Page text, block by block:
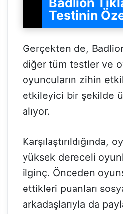
Badlion
Testinin
Gerçekten de,
diğer tüm testler ve
oyuncuların zihin
etkileyici bir şekilde
alıyor.
Karşılaştırıldığında,
yüksek dereceli
ilginç. Önceden
ettikleri puanları
arkadaşlarıyla da